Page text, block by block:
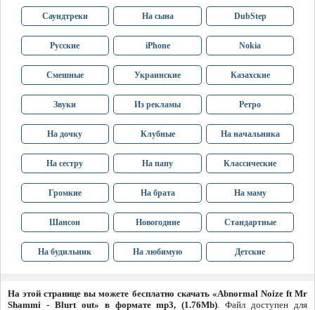
Саундтреки На сына DubStep
Русские iPhone Nokia
Смешные Украинские Казахские
Звуки Из рекламы Ретро
На дочку Клубные На начальника
На сестру На папу Классические
Громкие На брата На маму
Шансон Новогодние Стандартные
На будильник На любимую Детские
На этой странице вы можете бесплатно скачать «Abnormal Noize ft Mr
Shammi - Blurt out» в формате mp3, (1.76Mb). Файл доступен для